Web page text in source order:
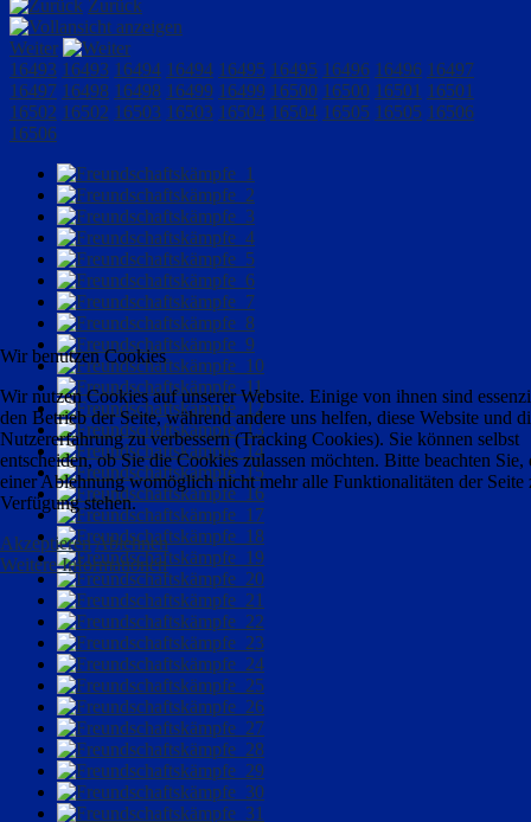
Zurück
Weiter
16493 16493 16494 16494 16495 16495 16496 16496 16497
16497 16498 16498 16499 16499 16500 16500 16501 16501
16502 16502 16503 16503 16504 16504 16505 16505 16506
16506
Wir benutzen Cookies
Wir nutzen Cookies auf unserer Website. Einige von ihnen sind
den Betrieb der Seite, während andere uns helfen, diese Website und
Nutzererfahrung zu verbessern (Tracking Cookies). Sie können selbst
entscheiden, ob Sie die Cookies zulassen möchten. Bitte beachten Sie,
einer Ablehnung womöglich nicht mehr alle Funktionalitäten der Seite
Verfügung stehen.
AkzeptierenAblehnen
Weitere Informationen